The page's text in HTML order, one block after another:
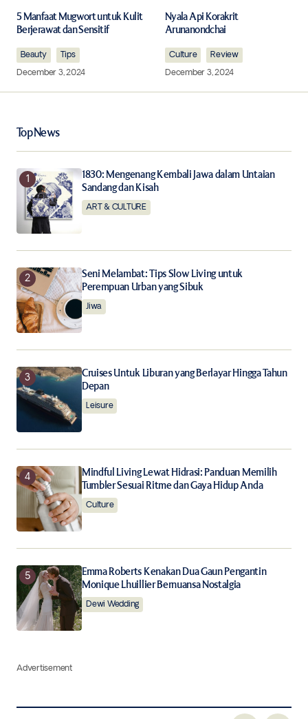
Required fields are marked*
Comment
Your E-mail*
Save my name, email, and website in this browser for
the next time I comment.
Notify me of follow-up comments by email.
Notify me of new posts by email.
Submit Comment
5 Manfaat Mugwort untuk Kulit
Berjerawat dan Sensitif
Beauty
Tips
December 3, 2024
Nyala Api Korakrit
Arunanondchai
Culture
Review
December 3, 2024
Top News
1830: Mengenang Kembali Jawa dalam Untaian
Sandang dan Kisah
ART & CULTURE
Seni Melambat: Tips Slow Living untuk
Perempuan Urban yang Sibuk
Jiwa
Cruises Untuk Liburan yang Berlayar Hingga Tahun
Depan
Leisure
Mindful Living Lewat Hidrasi: Panduan Memilih
Tumbler Sesuai Ritme dan Gaya Hidup Anda
Culture
Emma Roberts Kenakan Dua Gaun Pengantin
Monique Lhuillier Bernuansa Nostalgia
Dewi Wedding
Advertisement